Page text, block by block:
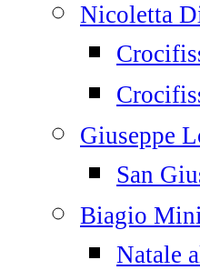
Nicoletta
Giuseppe
San
Biagio
Natale